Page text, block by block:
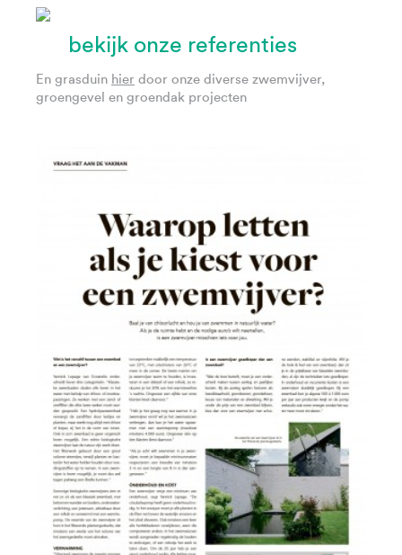
bekijk onze referenties
En grasduin hier door onze diverse zwemvijver,
groengevel en groendak projecten